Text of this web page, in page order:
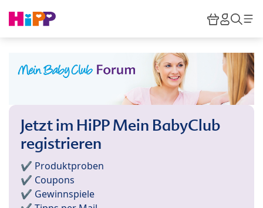
HiPP
Jetzt im HiPP Mein BabyClub
registrieren
✔️ Produktproben
✔️ Coupons
✔️ Gewinnspiele